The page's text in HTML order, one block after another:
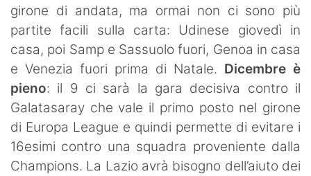
girone di andata, ma ormai non ci sono più
partite facili sulla carta: Udinese giovedì in
casa, poi Samp e Sassuolo fuori, Genoa in casa
e Venezia fuori prima di Natale. Dicembre è
pieno: il 9 ci sarà la gara decisiva contro il
Galatasaray che vale il primo posto nel girone
di Europa League e quindi permette di evitare i
16esimi contro una squadra proveniente dalla
Champions. La Lazio avrà bisogno dell’aiuto dei